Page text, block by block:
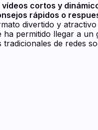
cortos y
rápidos o
divertido y
ha permitido llegar a
de redes